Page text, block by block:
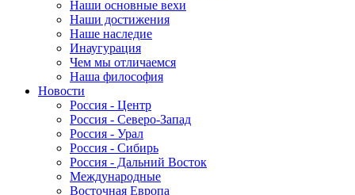
Наши основные вехи
Наши достижения
Наше наследие
Инаугурация
Чем мы отличаемся
Наша философия
Новости
Россия - Центр
Россия - Северо-Запад
Россия - Урал
Россия - Сибирь
Россия - Дальний Восток
Международные
Восточная Европа